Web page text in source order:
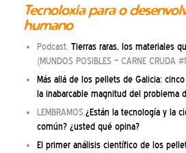
Tecnoloxía para o
humano
Podcast. Tierras raras, los materiales
(MUNDOS POSIBLES – CARNE CRUDA
Más allá de los pellets de Galicia:
la inabarcable magnitud del problema
LEMBRAMOS.¿Están la tecnología y la
común? ¿usted qué opina?
El primer análisis científico de los